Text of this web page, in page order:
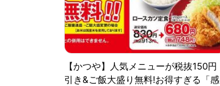
【かつや】人気メニューが税抜150円
引き&ご飯大盛り無料!お得すぎる「感